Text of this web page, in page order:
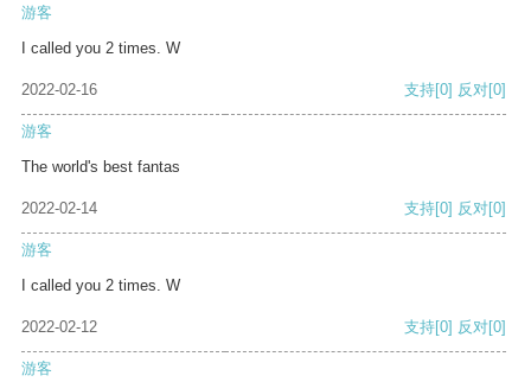
游客
I called you 2 times. W
2022-02-16 支持[0] 反对[0]
游客
The world's best fantas
2022-02-14 支持[0] 反对[0]
游客
I called you 2 times. W
2022-02-12 支持[0] 反对[0]
游客